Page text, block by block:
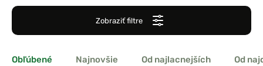
Zobraziť filtre
Obľúbené Najnovšie Od najlacnejších Od